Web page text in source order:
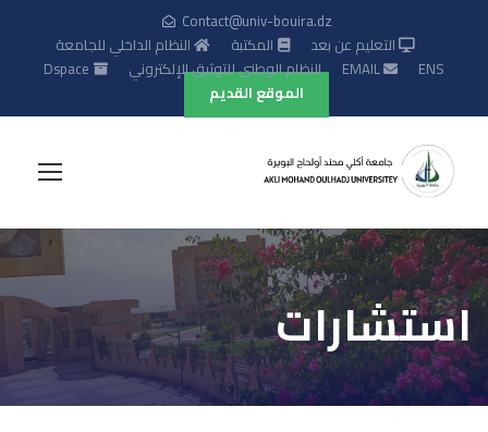
Contact@univ-bouira.dz
النظام الداخلي للجامعة
المكتبة
التعليم عن بعد
Dspace
النظام الوطني للتوثيق الإلكتروني EMAIL
ENS
الموقع القديم
استشارات